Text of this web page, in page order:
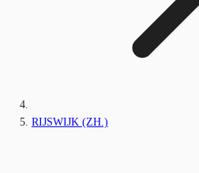
RIJSWIJK (ZH.)